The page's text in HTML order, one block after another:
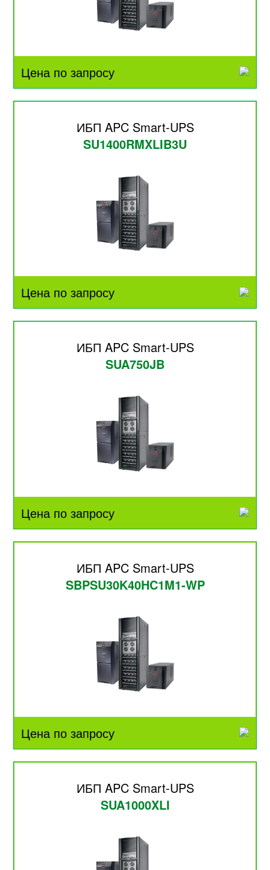
Цена по запросу
ИБП APC Smart-UPS
SU1400RMXLIB3U
Цена по запросу
ИБП APC Smart-UPS
SUA750JB
Цена по запросу
ИБП APC Smart-UPS
SBPSU30K40HC1M1-WP
Цена по запросу
ИБП APC Smart-UPS
SUA1000XLI